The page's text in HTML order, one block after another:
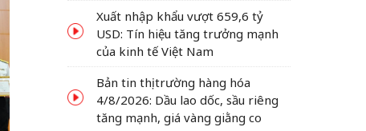
Xuất nhập khẩu vượt 659,6 tỷ
USD: Tín hiệu tăng trưởng mạnh
của kinh tế Việt Nam
Bản tin thị trường hàng hóa
4/8/2026: Dầu lao dốc, sầu riêng
tăng mạnh, giá vàng giằng co